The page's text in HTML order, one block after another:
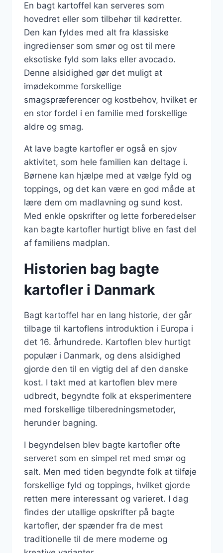
En bagt kartoffel kan serveres som
hovedret eller som tilbehør til kødretter.
Den kan fyldes med alt fra klassiske
ingredienser som smør og ost til mere
eksotiske fyld som laks eller avocado.
Denne alsidighed gør det muligt at
imødekomme forskellige
smagspræferencer og kostbehov, hvilket er
en stor fordel i en familie med forskellige
aldre og smag.
At lave bagte kartofler er også en sjov
aktivitet, som hele familien kan deltage i.
Børnene kan hjælpe med at vælge fyld og
toppings, og det kan være en god måde at
lære dem om madlavning og sund kost.
Med enkle opskrifter og lette forberedelser
kan bagte kartofler hurtigt blive en fast del
af familiens madplan.
Historien bag bagte
kartofler i Danmark
Bagt kartoffel har en lang historie, der går
tilbage til kartoflens introduktion i Europa i
det 16. århundrede. Kartoflen blev hurtigt
populær i Danmark, og dens alsidighed
gjorde den til en vigtig del af den danske
kost. I takt med at kartoflen blev mere
udbredt, begyndte folk at eksperimentere
med forskellige tilberedningsmetoder,
herunder bagning.
I begyndelsen blev bagte kartofler ofte
serveret som en simpel ret med smør og
salt. Men med tiden begyndte folk at tilføje
forskellige fyld og toppings, hvilket gjorde
retten mere interessant og varieret. I dag
findes der utallige opskrifter på bagte
kartofler, der spænder fra de mest
traditionelle til de mere moderne og